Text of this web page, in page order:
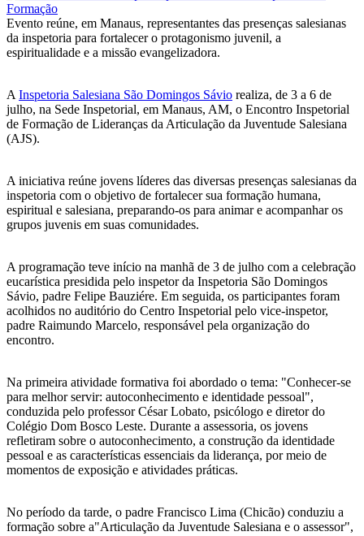
Evento reúne, em Manaus, representantes das presenças salesianas
da inspetoria para fortalecer o protagonismo juvenil, a
espiritualidade e a missão evangelizadora.
A Inspetoria Salesiana São Domingos Sávio realiza, de 3 a 6 de
julho, na Sede Inspetorial, em Manaus, AM, o Encontro Inspetorial
de Formação de Lideranças da Articulação da Juventude Salesiana
(AJS).
A iniciativa reúne jovens líderes das diversas presenças salesianas da
inspetoria com o objetivo de fortalecer sua formação humana,
espiritual e salesiana, preparando-os para animar e acompanhar os
grupos juvenis em suas comunidades.
A programação teve início na manhã de 3 de julho com a celebração
eucarística presidida pelo inspetor da Inspetoria São Domingos
Sávio, padre Felipe Bauziére. Em seguida, os participantes foram
acolhidos no auditório do Centro Inspetorial pelo vice-inspetor,
padre Raimundo Marcelo, responsável pela organização do
encontro.
Na primeira atividade formativa foi abordado o tema: "Conhecer-se
para melhor servir: autoconhecimento e identidade pessoal",
conduzida pelo professor César Lobato, psicólogo e diretor do
Colégio Dom Bosco Leste. Durante a assessoria, os jovens
refletiram sobre o autoconhecimento, a construção da identidade
pessoal e as características essenciais da liderança, por meio de
momentos de exposição e atividades práticas.
No período da tarde, o padre Francisco Lima (Chicão) conduziu a
formação sobre a"Articulação da Juventude Salesiana e o assessor",